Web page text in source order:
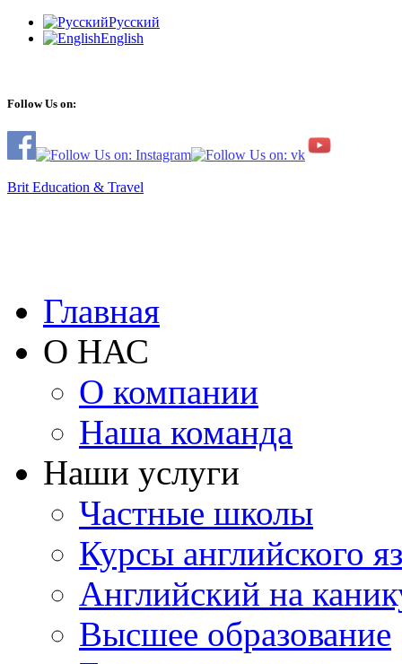
Русский
English
Follow Us on:
Brit Education & Travel
Главная
О НАС
О компании
Наша команда
Наши услуги
Частные школы
Курсы английского
Английский на
Высшее образование